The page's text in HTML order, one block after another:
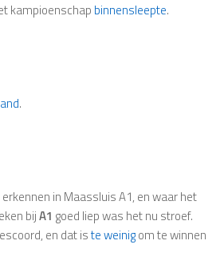
kampioenschap binnensleepte.
.
in Maassluis A1, en waar het
bijA1 goed liep was het nu stroef.
en dat iste weinigom te winnen